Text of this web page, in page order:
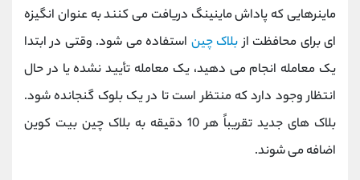
ماینرهایی که پاداش ماینینگ دریافت می کنند به عنوان انگیزه
ای برای محافظت ازبلاک چین استفاده می شود. وقتی در ابتدا
یک معامله انجام می دهید، یک معامله تأیید نشده یا در حال
انتظار وجود دارد که منتظر است تا در یک بلوک گنجانده شود.
بلاک های جدید تقریباً هر 10 دقیقه به بلاک چین بیت کوین
اضافه می شوند.